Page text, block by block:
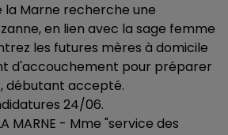
Marne recherche une
en lien avec la sage femme
les futures mères à domicile
d'accouchement pour préparer
débutant accepté.
24/06.
MARNE - Mme "service des